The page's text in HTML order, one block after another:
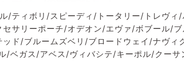
ル/ティボリ/スピーディ/トータリー/トレヴ
セサリーポーチ/オデオン/エヴァ/ボブール/
ッド/ブルームズベリ/ブロードウェイ/ナヴ
/ベガス/アベス/ヴィバシテ/キーポル/クー